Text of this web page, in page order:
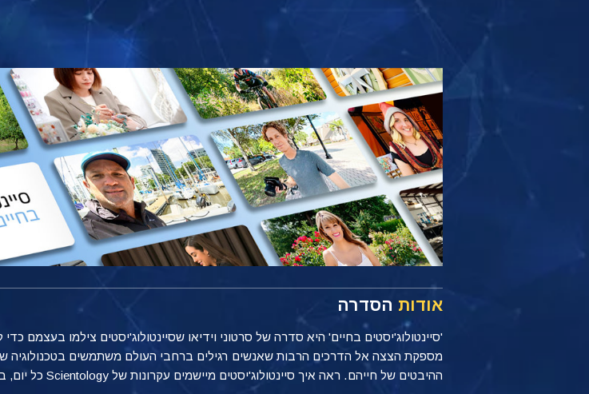
אודות הסדרה
'סיינטולוג'יסטים בחיים' היא סדרה של סרטוני וידיאו שסיינטולוג'יסטים צילמו
ההיבטים של חייהם. ראה איך סיינטולוג'יסטים מיישמים עקרונות של Scientology כל יום, בין אם הם בארגונים המקומיים שלהם, בעבודה או בבית.